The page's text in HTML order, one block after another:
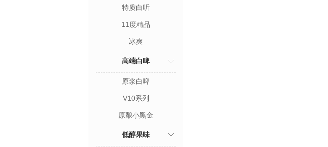
特质白听
11度精品
冰爽
高端白啤
原浆白啤
V10系列
原酿小黑金
低醇果味